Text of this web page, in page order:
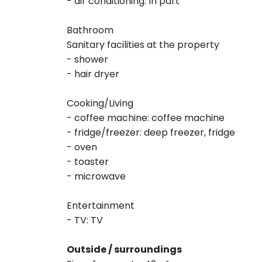
Bathroom
Sanitary facilities at the property
- shower
- hair dryer
Cooking/Living
- coffee machine: coffee machine
- fridge/freezer: deep freezer, fridge
- oven
- toaster
- microwave
Entertainment
- TV: TV
Outside / surroundings